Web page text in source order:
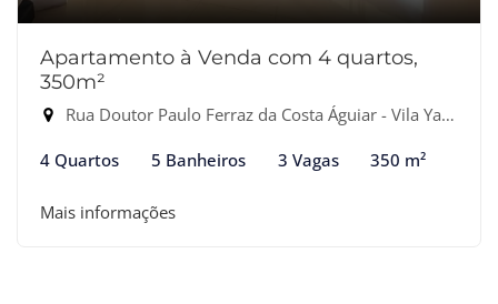
Apartamento à Venda com 4 quartos,
350m²
Rua Doutor Paulo Ferraz da Costa Águiar - Vila Yara, Osasco-SP
4 Quartos 5 Banheiros 3 Vagas 350 m²
Mais informações